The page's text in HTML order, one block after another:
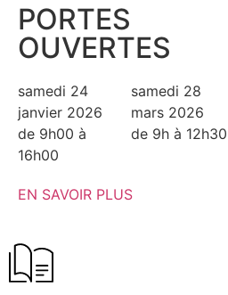
PORTES
OUVERTES
samedi 24
janvier 2026
de 9h00 à
16h00
samedi 28
mars 2026
de 9h à 12h30
EN SAVOIR PLUS